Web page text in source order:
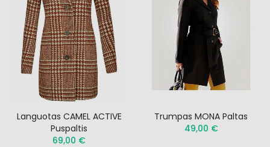
Languotas CAMEL ACTIVE
Puspaltis
69,00 €
Trumpas MONA Paltas
49,00 €